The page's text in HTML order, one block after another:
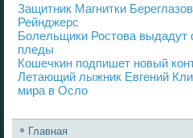
Защитник Магнитки
Рейнджерс
Болельщики Ростова
пледы
Кошечкин подпишет новый
Летающий лыжник Евгений
мира в Осло
Главная